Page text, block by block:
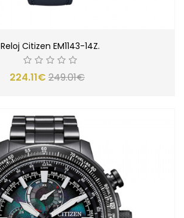
Reloj Citizen EM1143-14Z.
224.11€ 249.01€